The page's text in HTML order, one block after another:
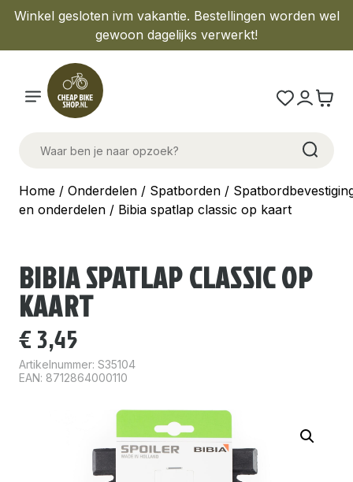
Winkel gesloten ivm vakantie. Bestellingen worden wel
gewoon dagelijks verwerkt!
Home / Onderdelen / Spatborden /
en onderdelen / Bibia spatlap classic op kaart
BIBIA SPATLAP CLASSIC OP
KAART
€ 3,45
Artikelnummer: S35104
EAN: 8712864000110